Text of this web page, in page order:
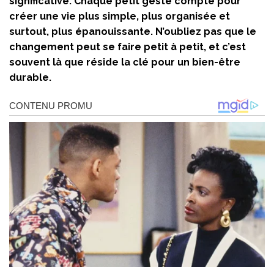
créer une vie plus simple, plus organisée et
surtout, plus épanouissante. N’oubliez pas que le
changement peut se faire petit à petit, et c’est
souvent là que réside la clé pour un bien-être
durable.